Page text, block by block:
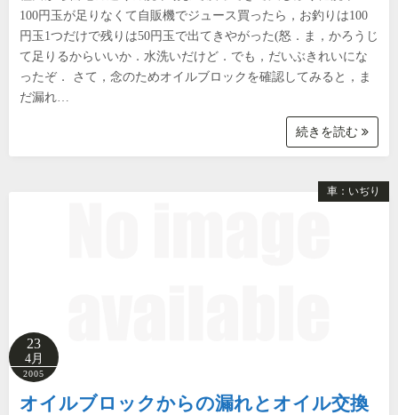
100円玉が足りなくて自販機でジュース買ったら，お釣りは100
円玉1つだけで残りは50円玉で出てきやがった(怒．ま，かろうじ
て足りるからいいか．水洗いだけど．でも，だいぶきれいにな
ったぞ． さて，念のためオイルブロックを確認してみると，ま
だ漏れ…
続きを読む
車：いぢり
23
4月
2005
オイルブロックからの漏れとオイル交換